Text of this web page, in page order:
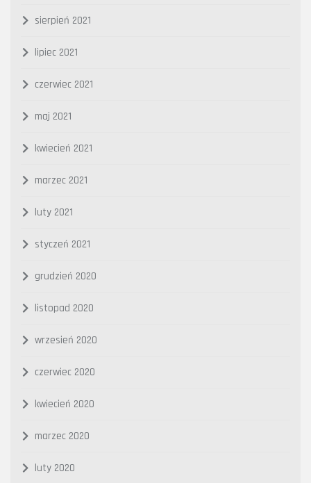
sierpień 2021
lipiec 2021
czerwiec 2021
maj 2021
kwiecień 2021
marzec 2021
luty 2021
styczeń 2021
grudzień 2020
listopad 2020
wrzesień 2020
czerwiec 2020
kwiecień 2020
marzec 2020
luty 2020